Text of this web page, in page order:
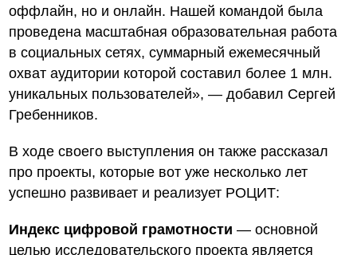
оффлайн, но и онлайн. Нашей командой была
проведена масштабная образовательная работа
в социальных сетях, суммарный ежемесячный
охват аудитории которой составил более 1 млн.
уникальных пользователей», — добавил Сергей
Гребенников.
В ходе своего выступления он также рассказал
про проекты, которые вот уже несколько лет
успешно развивает и реализует РОЦИТ:
Индекс цифровой грамотности — основной
целью исследовательского проекта является